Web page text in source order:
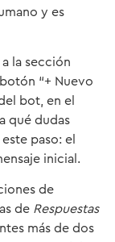
y es
la sección
“+ Nuevo
bot, en el
qué dudas
paso: el
inicial.
de
de Respuestas
más de dos